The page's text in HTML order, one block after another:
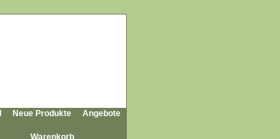
Neue Produkte Angebote
Warenkorb